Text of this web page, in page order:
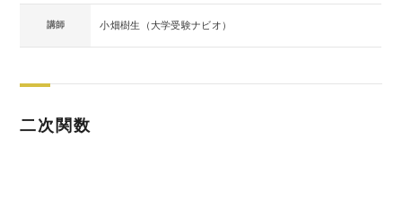
講師 小畑樹生（大学受験ナビオ）
二次関数